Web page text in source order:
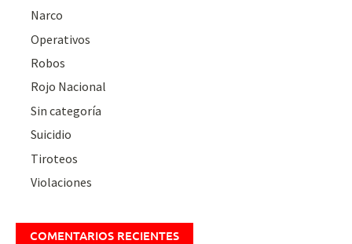
Narco
Operativos
Robos
Rojo Nacional
Sin categoría
Suicidio
Tiroteos
Violaciones
COMENTARIOS RECIENTES